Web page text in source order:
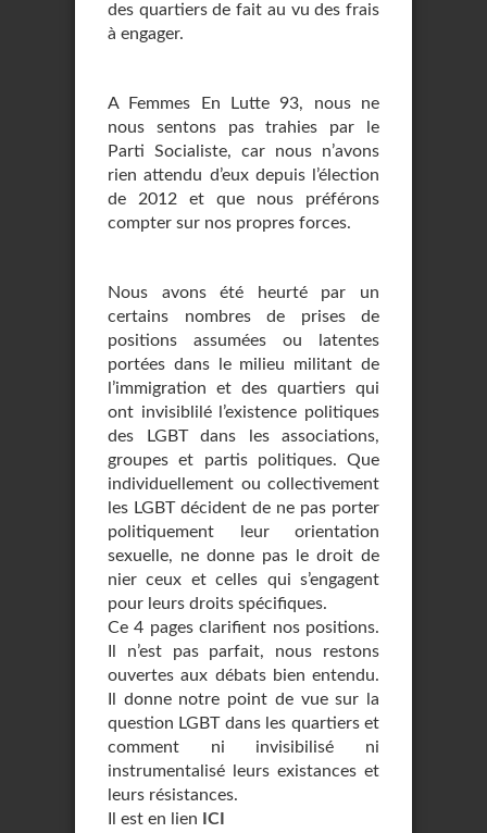
des quartiers de fait au vu des frais
à engager.
A Femmes En Lutte 93, nous ne
nous sentons pas trahies par le
Parti Socialiste, car nous n’avons
rien attendu d’eux depuis l’élection
de 2012 et que nous préférons
compter sur nos propres forces.
Nous avons été heurté par un
certains nombres de prises de
positions assumées ou latentes
portées dans le milieu militant de
l’immigration et des quartiers qui
ont invisiblilé l’existence politiques
des LGBT dans les associations,
groupes et partis politiques. Que
individuellement ou collectivement
les LGBT décident de ne pas porter
politiquement leur orientation
sexuelle, ne donne pas le droit de
nier ceux et celles qui s’engagent
pour leurs droits spécifiques.
Ce 4 pages clarifient nos positions.
Il n’est pas parfait, nous restons
ouvertes aux débats bien entendu.
Il donne notre point de vue sur la
question LGBT dans les quartiers et
comment ni invisibilisé ni
instrumentalisé leurs existances et
leurs résistances.
Il est en lien
ICI